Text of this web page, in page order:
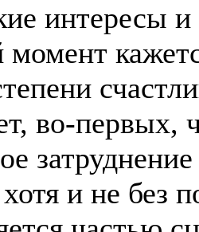
интересы
момент
во-первых,
и не без